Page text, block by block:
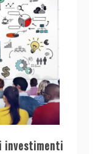
investimenti